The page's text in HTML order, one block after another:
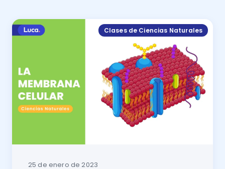
Clases de Ciencias Naturales
25 de enero de 2023